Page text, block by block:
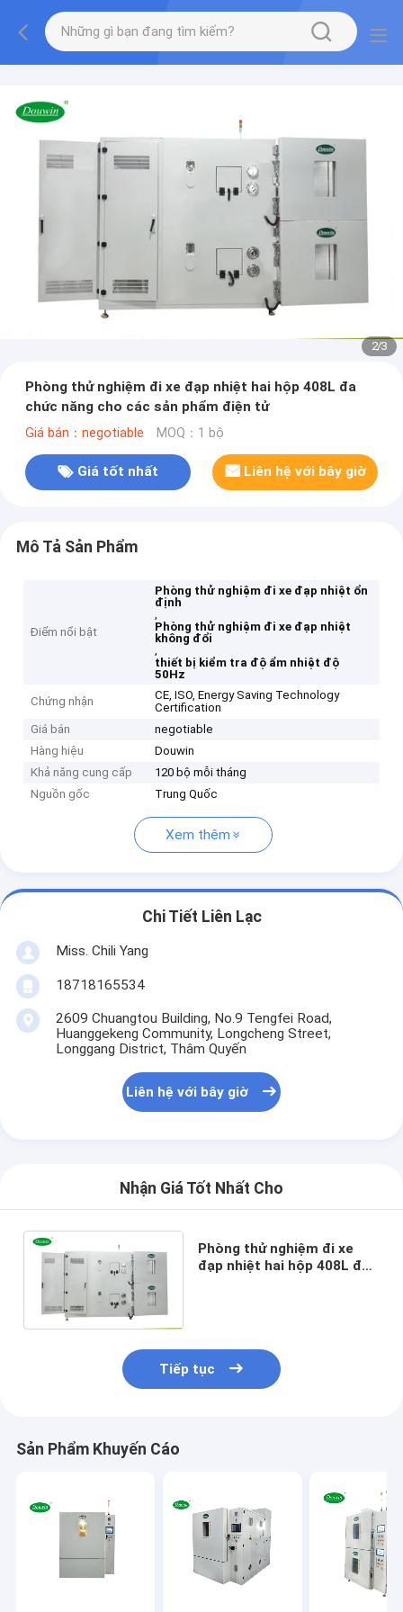
2/3
Phòng thử nghiệm đi xe đạp nhiệt hai hộp 408L đa
chức năng cho các sản phẩm điện tử
Giá bán：negotiable MOQ：1 bộ
Giá tốt nhất Liên hệ với bây giờ
Mô Tả Sản Phẩm
Điểm nổi bật
Phòng thử nghiệm đi xe đạp nhiệt ổn
định
,
Phòng thử nghiệm đi xe đạp nhiệt
không đổi
,
thiết bị kiểm tra độ ẩm nhiệt độ
50Hz
Chứng nhận
CE, ISO, Energy Saving Technology
Certification
Giá bán
negotiable
Hàng hiệu
Douwin
Khả năng cung cấp
120 bộ mỗi tháng
Nguồn gốc
Trung Quốc
Xem thêm
Chi Tiết Liên Lạc
Miss. Chili Yang
18718165534
2609 Chuangtou Building, No.9 Tengfei Road,
Huanggekeng Community, Longcheng Street,
Longgang District, Thâm Quyến
Liên hệ với bây giờ
Nhận Giá Tốt Nhất Cho
Phòng thử nghiệm đi xe
đạp nhiệt hai hộp 408L đa
Tiếp tục
Sản Phẩm Khuyến Cáo